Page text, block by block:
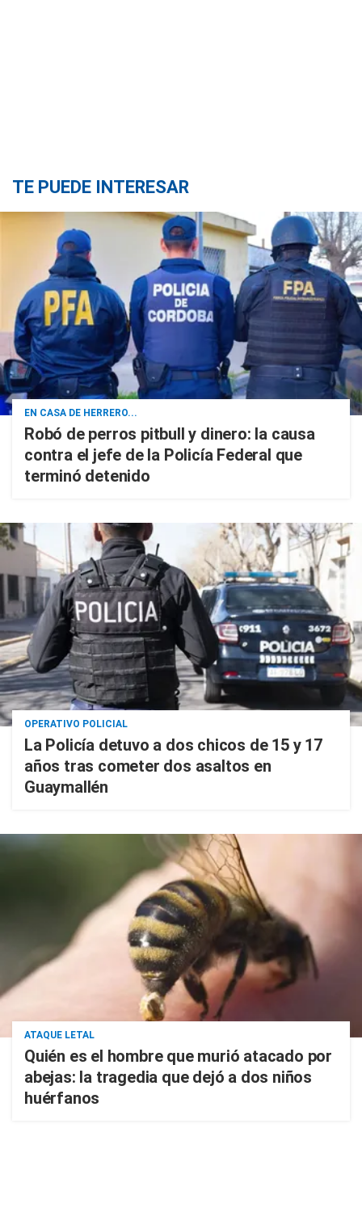
TE PUEDE INTERESAR
EN CASA DE HERRERO...
Robó de perros pitbull y dinero: la causa
contra el jefe de la Policía Federal que
terminó detenido
OPERATIVO POLICIAL
La Policía detuvo a dos chicos de 15 y 17
años tras cometer dos asaltos en
Guaymallén
ATAQUE LETAL
Quién es el hombre que murió atacado por
abejas: la tragedia que dejó a dos niños
huérfanos